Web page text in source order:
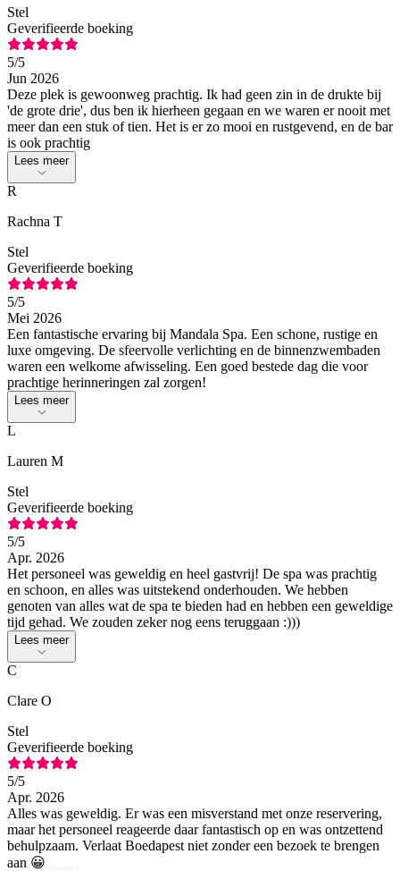
Stel
Geverifieerde boeking
5/5
Jun 2026
Deze plek is gewoonweg prachtig. Ik had geen zin in de drukte bij
'de grote drie', dus ben ik hierheen gegaan en we waren er nooit met
meer dan een stuk of tien. Het is er zo mooi en rustgevend, en de bar
is ook prachtig
Lees meer
R
Rachna T
Stel
Geverifieerde boeking
5/5
Mei 2026
Een fantastische ervaring bij Mandala Spa. Een schone, rustige en
luxe omgeving. De sfeervolle verlichting en de binnenzwembaden
waren een welkome afwisseling. Een goed bestede dag die voor
prachtige herinneringen zal zorgen!
Lees meer
L
Lauren M
Stel
Geverifieerde boeking
5/5
Apr. 2026
Het personeel was geweldig en heel gastvrij! De spa was prachtig
en schoon, en alles was uitstekend onderhouden. We hebben
genoten van alles wat de spa te bieden had en hebben een geweldige
tijd gehad. We zouden zeker nog eens teruggaan :)))
Lees meer
C
Clare O
Stel
Geverifieerde boeking
5/5
Apr. 2026
Alles was geweldig. Er was een misverstand met onze reservering,
maar het personeel reageerde daar fantastisch op en was ontzettend
behulpzaam. Verlaat Boedapest niet zonder een bezoek te brengen
aan 😀